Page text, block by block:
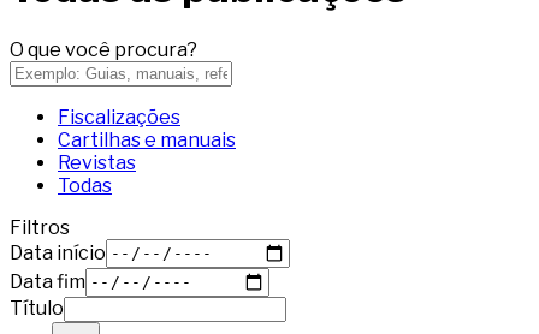
O que você procura?
Fiscalizações
Cartilhas e manuais
Revistas
Todas
Filtros
Data início
Data fim
Título